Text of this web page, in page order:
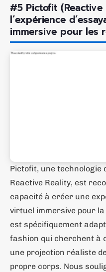
#5 Pictofit (Reactive
l’expérience
immersive pour les
Pictofit, une technologie
Reactive Reality, est
capacité à créer une
virtuel immersive pour la
est spécifiquement
fashion qui cherchent à
une projection réaliste
propre corps. Nous